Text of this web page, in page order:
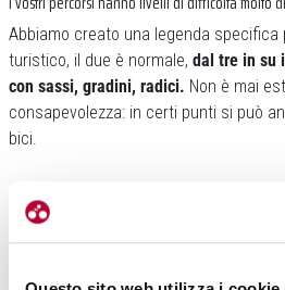
Abbiamo creato una legenda specifica
turistico, il due è normale, dal tre in su
con sassi, gradini, radici. Non è mai
consapevolezza: in certi punti si può
bici.